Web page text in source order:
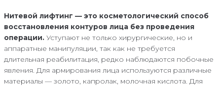
Нитевой лифтинг — это косметологический способ
восстановления контуров лица без проведения
операции. Уступают не только хирургические, но и
аппаратные манипуляции, так как не требуется
длительная реабилитация, редко наблюдаются побочные
явления. Для армирования лица используются различные
материалы — золото, капролак, молочная кислота. Для